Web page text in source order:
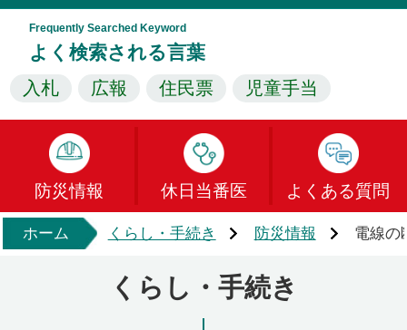
Frequently Searched Keyword
よく検索される言葉
入札 広報 住民票 児童手当
防災情報 休日当番医 よくある質問
ホーム くらし・手続き 防災情報 電線の
くらし・手続き